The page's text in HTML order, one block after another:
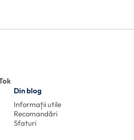
Din blog
Informații utile
Recomandări
Sfaturi